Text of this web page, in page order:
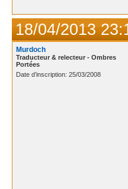
18/04/2013
Murdoch
Traducteur & relecteur - Ombres
Portées
Date d’inscription: 25/03/2008